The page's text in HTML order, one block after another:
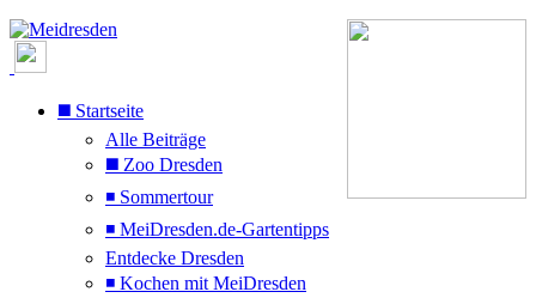
◼️ Startseite
Alle Beiträge
◼️ Zoo Dresden
◾ Sommertour
◾ MeiDresden.de-Gartentipps
Entdecke Dresden
◾ Kochen mit MeiDresden